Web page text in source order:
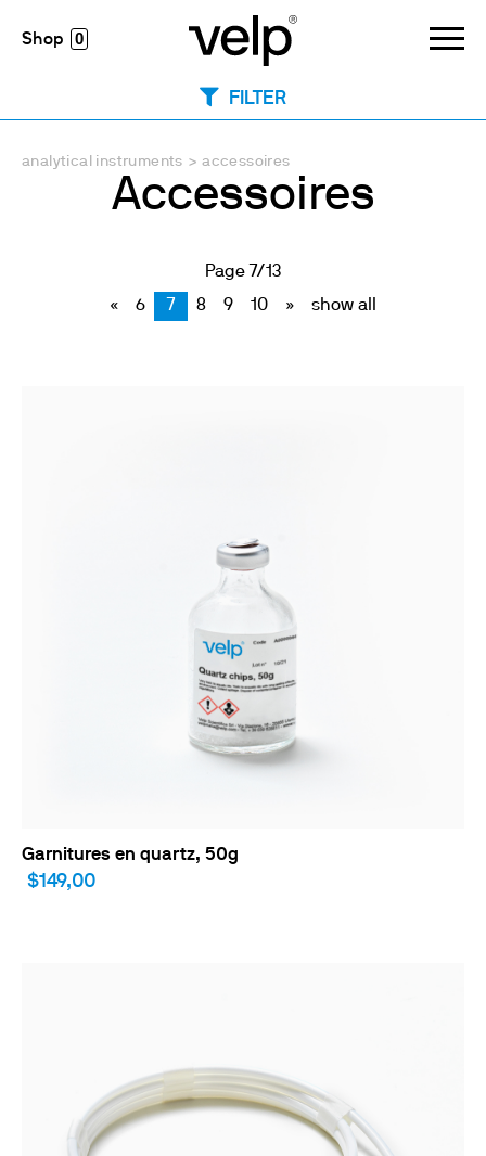
0
analytical instruments > accessoires
Accessoires
FILTER
Page 7/13
« 6 7 8 9 10 » show all
Garnitures en quartz, 50g
$149,00